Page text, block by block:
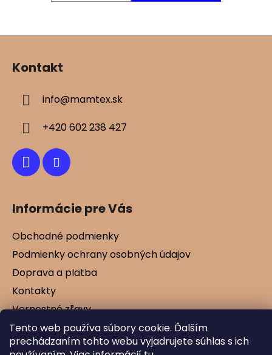
Tento web používa súbory cookie. Ďalším
prechádzaním tohto webu vyjadrujete súhlas s ich
Z
Kontakt
info@mamtex.sk
+420 602 238 427
Informácie pre Vás
Obchodné podmienky
Podmienky ochrany osobných údajov
Doprava a platba
Kontakty
Vernostné zľavy
Blog